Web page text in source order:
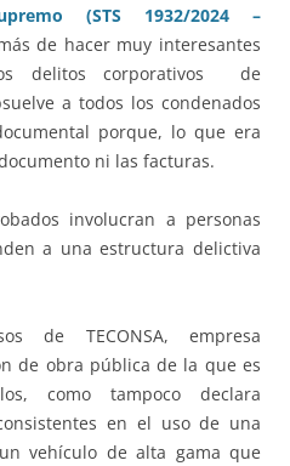
(STS 1932/2024 –
de hacer muy interesantes
delitos corporativos de
a todos los condenados
porque, lo que era
ni las facturas.
involucran a personas
a una estructura delictiva
de TECONSA, empresa
de obra pública de la que es
como tampoco declara
en el uso de una
vehículo de alta gama que